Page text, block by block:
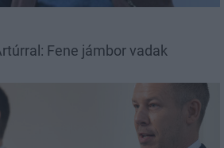
Fene jámbor vadak